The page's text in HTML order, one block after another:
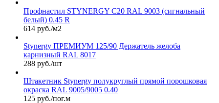
Профнастил STYNERGY С20 RAL 9003 (сигнальный
белый) 0.45 R
614 руб./м2
Stynergy ПРЕМИУМ 125/90 Держатель желоба
карнизный RAL 8017
288 руб./шт
Штакетник Stynergy полукруглый прямой порошковая
окраска RAL 9005/9005 0.40
125 руб./пог.м